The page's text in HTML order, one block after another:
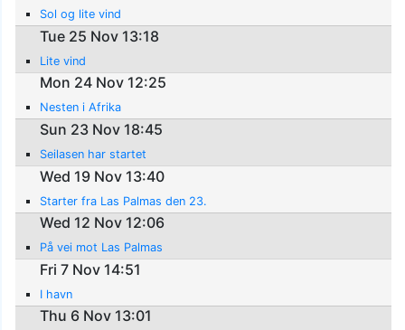
Sol og lite vind
Tue 25 Nov 13:18
Lite vind
Mon 24 Nov 12:25
Nesten i Afrika
Sun 23 Nov 18:45
Seilasen har startet
Wed 19 Nov 13:40
Starter fra Las Palmas den 23.
Wed 12 Nov 12:06
På vei mot Las Palmas
Fri 7 Nov 14:51
I havn
Thu 6 Nov 13:01